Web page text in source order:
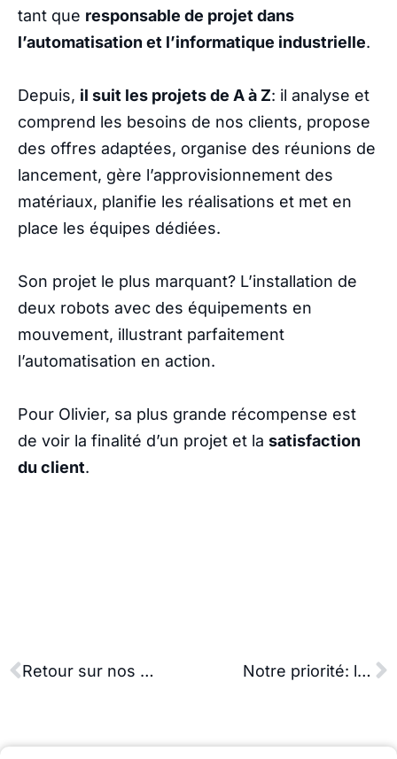
tant que responsable de projet dans
l’automatisation et l’informatique industrielle.
Depuis, il suit les projets de A à Z: il analyse et
comprend les besoins de nos clients, propose
des offres adaptées, organise des réunions de
lancement, gère l’approvisionnement des
matériaux, planifie les réalisations et met en
place les équipes dédiées.
Son projet le plus marquant? L’installation de
deux robots avec des équipements en
mouvement, illustrant parfaitement
l’automatisation en action.
Pour Olivier, sa plus grande récompense est
de voir la finalité d’un projet et la satisfaction
du client.
Retour sur nos projets lauréats de Digital Wallonia Notre priorité: la sécurité au travail